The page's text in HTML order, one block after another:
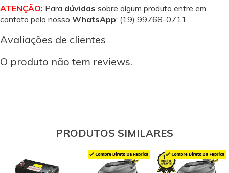
ATENÇÃO: Para dúvidas sobre algum produto entre em
contato pelo nosso WhatsApp: (19) 99768-0711
Avaliações de clientes
O produto não tem reviews.
PRODUTOS SIMILARES